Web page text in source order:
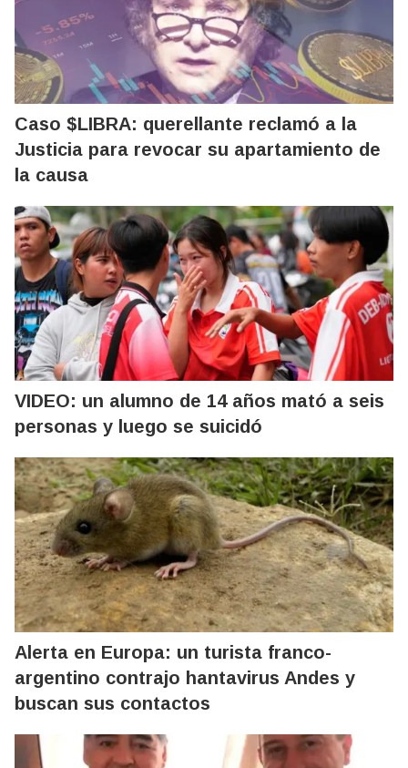
Caso $LIBRA: querellante reclamó a la
Justicia para revocar su apartamiento de
la causa
VIDEO: un alumno de 14 años mató a seis
personas y luego se suicidó
Alerta en Europa: un turista franco-
argentino contrajo hantavirus Andes y
buscan sus contactos